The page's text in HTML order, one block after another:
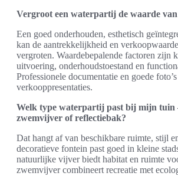
Vergroot een waterpartij de waarde
Een goed onderhouden, esthetisch
kan de aantrekkelijkheid en
vergroten. Waardebepalende factoren zijn
uitvoering, onderhoudstoestand en
Professionele documentatie en goede
verkooppresentaties.
Welk type waterpartij past bij mijn
zwemvijver of reflectiebak?
Dat hangt af van beschikbare ruimte, stijl
decoratieve fontein past goed in kleine
natuurlijke vijver biedt habitat en ruimte
zwemvijver combineert recreatie met